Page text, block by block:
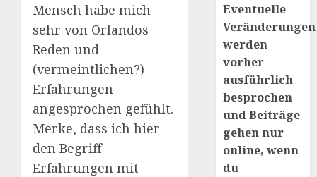
Mensch habe mich
sehr von Orlandos
Reden und
(vermeintlichen?)
Erfahrungen
angesprochen gefühlt.
Merke, dass ich hier
den Begriff
Erfahrungen mit
Eventuelle
Veränderungen
werden
vorher
ausführlich
besprochen
und Beiträge
gehen nur
online, wenn
du